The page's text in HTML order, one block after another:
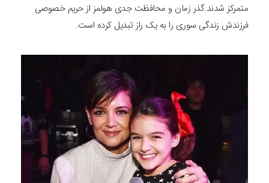
متمرکز شدند.گذر زمان و محافظت جدی هولمز از حریم خصوصی
فرزندش زندگی سوری را به یک راز تبدیل کرده است.